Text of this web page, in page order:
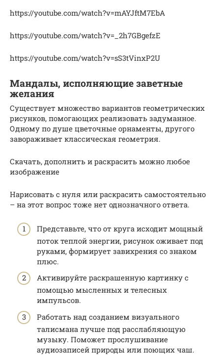
https://youtube.com/watch?v=mAYJftM7EbA
https://youtube.com/watch?v=_2h7GBgefzE
https://youtube.com/watch?v=sS3tVinxP2U
Мандалы, исполняющие заветные
желания
Существует множество вариантов геометрических
рисунков, помогающих реализовать задуманное.
Одному по душе цветочные орнаменты, другого
завораживает классическая геометрия.
Скачать, дополнить и раскрасить можно любое
изображение
Нарисовать с нуля или раскрасить самостоятельно
– на этот вопрос тоже нет однозначного ответа.
Представьте, что от круга исходит мощный
поток теплой энергии, рисунок оживает под
руками, формирует завихрения со знаком
плюс.
Активируйте раскрашенную картинку с
помощью мысленных и телесных
импульсов.
Работать над созданием визуального
талисмана лучше под расслабляющую
музыку. Поможет прослушивание
аудиозаписей природы или поющих чаш.